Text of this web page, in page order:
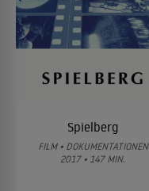
Spielberg
FILM • DOKUMENTATIONEN
2017 • 147 MIN.